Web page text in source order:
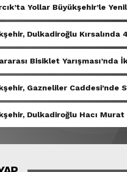
Yollar Büyükşehir’le
Dulkadiroğlu Kırsalında
Bisiklet Yarışması’nda
Gazneliler
Dulkadiroğlu Hacı Murat